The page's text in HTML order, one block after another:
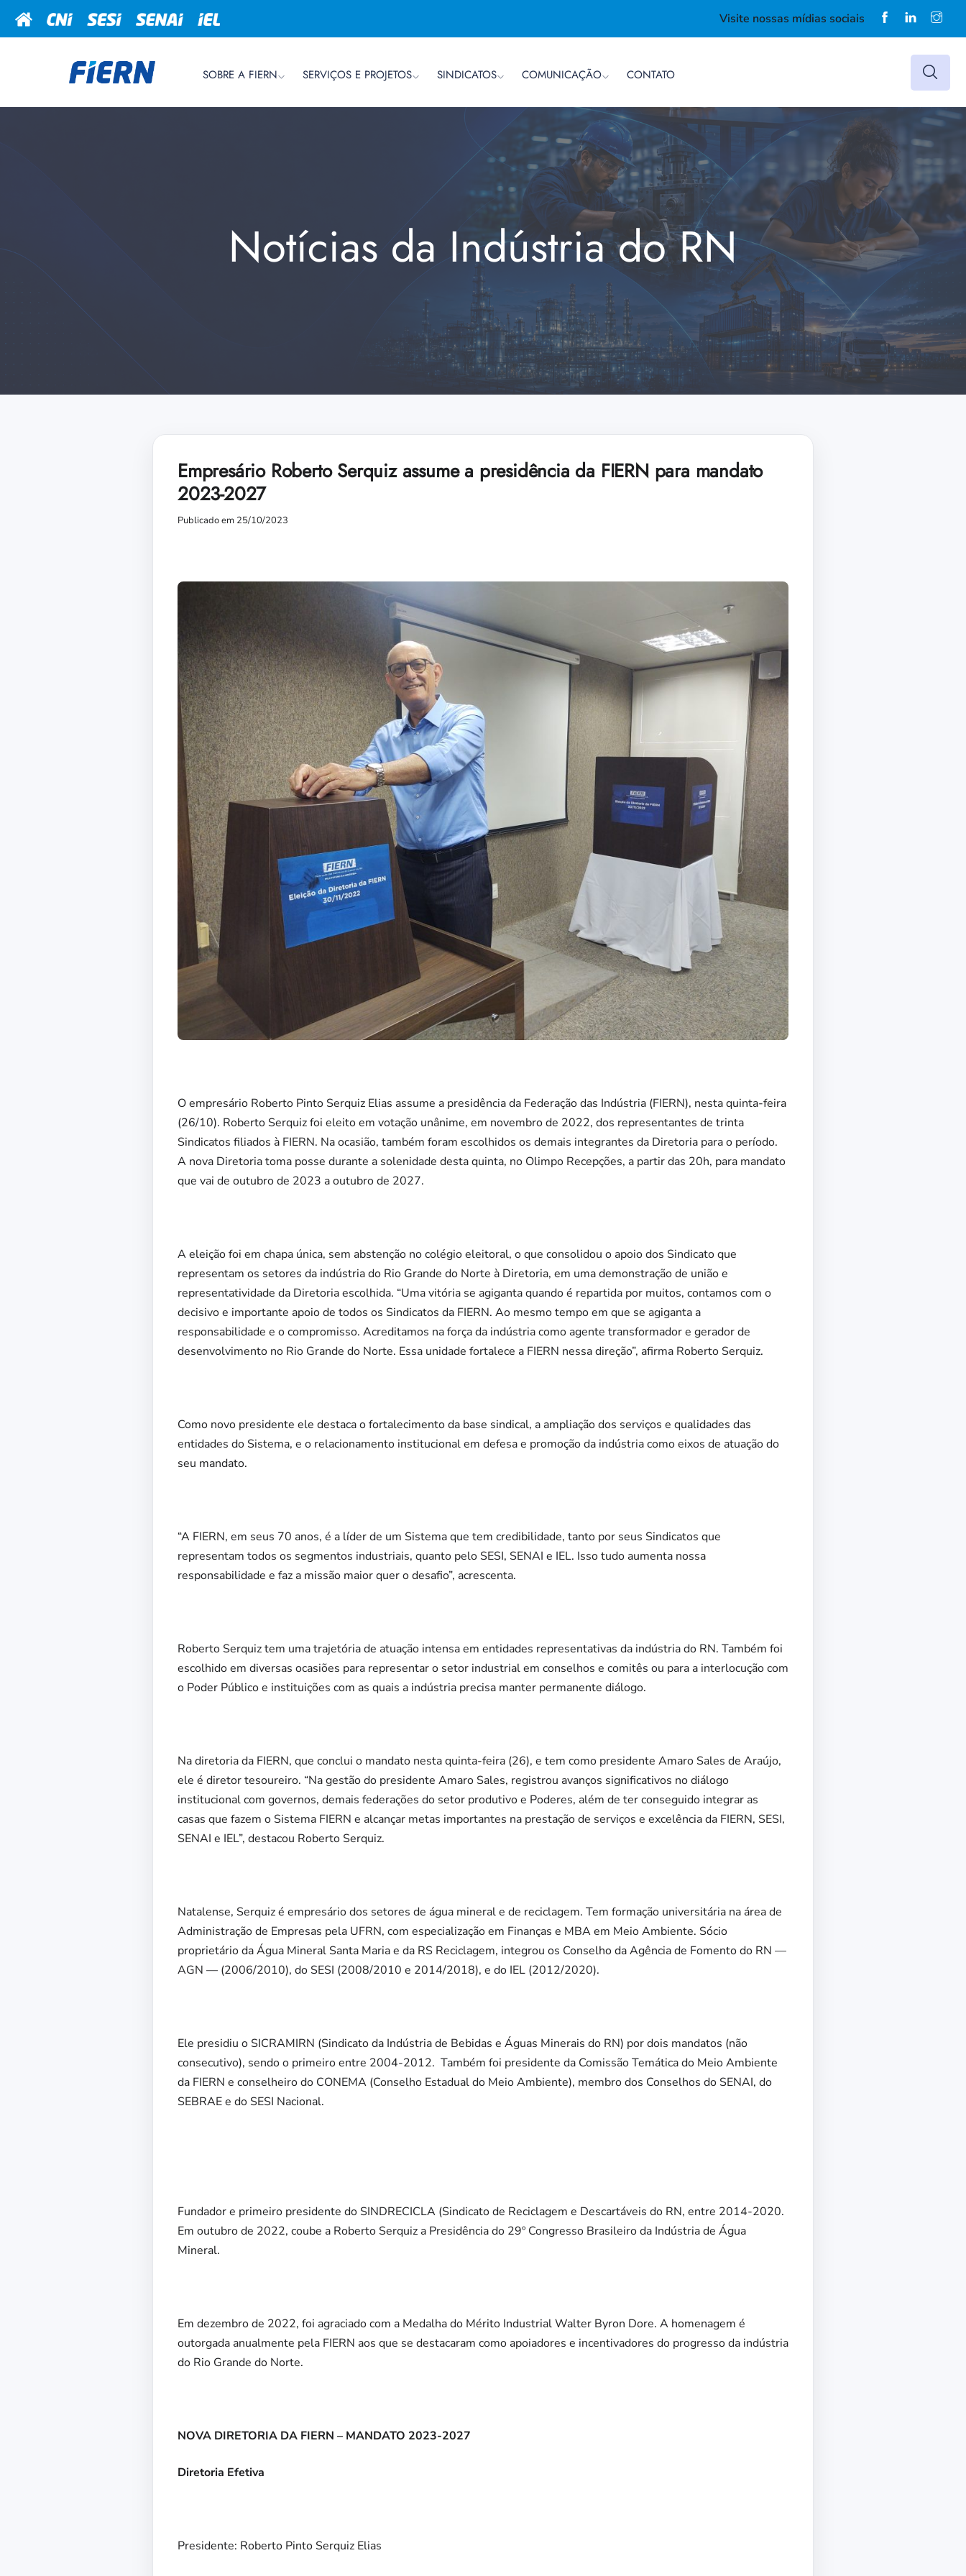
Visite nossas mídias sociais
SOBRE A FIERN SERVIÇOS E PROJETOS SINDICATOS COMUNICAÇÃO CONTATO
Notícias da Indústria do RN
Empresário Roberto Serquiz assume a presidência da FIERN para mandato
2023-2027
Publicado em 25/10/2023
O empresário Roberto Pinto Serquiz Elias assume a presidência da Federação das Indústria (FIERN), nesta quinta-feira
(26/10). Roberto Serquiz foi eleito em votação unânime, em novembro de 2022, dos representantes de trinta
Sindicatos filiados à FIERN. Na ocasião, também foram escolhidos os demais integrantes da Diretoria para o período.
A nova Diretoria toma posse durante a solenidade desta quinta, no Olimpo Recepções, a partir das 20h, para mandato
que vai de outubro de 2023 a outubro de 2027.
A eleição foi em chapa única, sem abstenção no colégio eleitoral, o que consolidou o apoio dos Sindicato que
representam os setores da indústria do Rio Grande do Norte à Diretoria, em uma demonstração de união e
representatividade da Diretoria escolhida. “Uma vitória se agiganta quando é repartida por muitos, contamos com o
decisivo e importante apoio de todos os Sindicatos da FIERN. Ao mesmo tempo em que se agiganta a
responsabilidade e o compromisso. Acreditamos na força da indústria como agente transformador e gerador de
desenvolvimento no Rio Grande do Norte. Essa unidade fortalece a FIERN nessa direção”, afirma Roberto Serquiz.
Como novo presidente ele destaca o fortalecimento da base sindical, a ampliação dos serviços e qualidades das
entidades do Sistema, e o relacionamento institucional em defesa e promoção da indústria como eixos de atuação do
seu mandato.
“A FIERN, em seus 70 anos, é a líder de um Sistema que tem credibilidade, tanto por seus Sindicatos que
representam todos os segmentos industriais, quanto pelo SESI, SENAI e IEL. Isso tudo aumenta nossa
responsabilidade e faz a missão maior quer o desafio”, acrescenta.
Roberto Serquiz tem uma trajetória de atuação intensa em entidades representativas da indústria do RN. Também foi
escolhido em diversas ocasiões para representar o setor industrial em conselhos e comitês ou para a interlocução com
o Poder Público e instituições com as quais a indústria precisa manter permanente diálogo.
Na diretoria da FIERN, que conclui o mandato nesta quinta-feira (26), e tem como presidente Amaro Sales de Araújo,
ele é diretor tesoureiro. “Na gestão do presidente Amaro Sales, registrou avanços significativos no diálogo
institucional com governos, demais federações do setor produtivo e Poderes, além de ter conseguido integrar as
casas que fazem o Sistema FIERN e alcançar metas importantes na prestação de serviços e excelência da FIERN, SESI,
SENAI e IEL”, destacou Roberto Serquiz.
Natalense, Serquiz é empresário dos setores de água mineral e de reciclagem. Tem formação universitária na área de
Administração de Empresas pela UFRN, com especialização em Finanças e MBA em Meio Ambiente. Sócio
proprietário da Água Mineral Santa Maria e da RS Reciclagem, integrou os Conselho da Agência de Fomento do RN —
AGN — (2006/2010), do SESI (2008/2010 e 2014/2018), e do IEL (2012/2020).
Ele presidiu o SICRAMIRN (Sindicato da Indústria de Bebidas e Águas Minerais do RN) por dois mandatos (não
consecutivo), sendo o primeiro entre 2004-2012. Também foi presidente da Comissão Temática do Meio Ambiente
da FIERN e conselheiro do CONEMA (Conselho Estadual do Meio Ambiente), membro dos Conselhos do SENAI, do
SEBRAE e do SESI Nacional.
Fundador e primeiro presidente do SINDRECICLA (Sindicato de Reciclagem e Descartáveis do RN, entre 2014-2020.
Em outubro de 2022, coube a Roberto Serquiz a Presidência do 29º Congresso Brasileiro da Indústria de Água
Mineral.
Em dezembro de 2022, foi agraciado com a Medalha do Mérito Industrial Walter Byron Dore. A homenagem é
outorgada anualmente pela FIERN aos que se destacaram como apoiadores e incentivadores do progresso da indústria
do Rio Grande do Norte.
NOVA DIRETORIA DA FIERN – MANDATO 2023-2027
Diretoria Efetiva
Presidente: Roberto Pinto Serquiz Elias